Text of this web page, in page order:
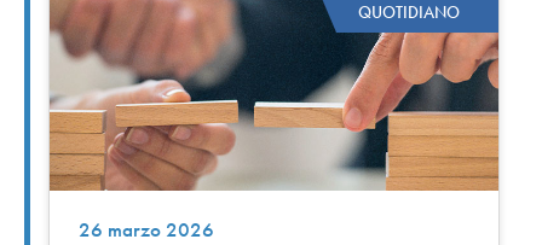
QUOTIDIANO
26 marzo 2026